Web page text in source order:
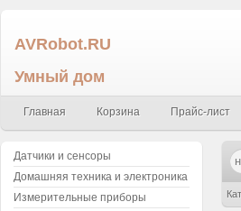
AVRobot.RU
Умный дом
Главная Корзина Прайс-лист
Датчики и сенсоры
Домашняя техника и электроника
Измерительные приборы